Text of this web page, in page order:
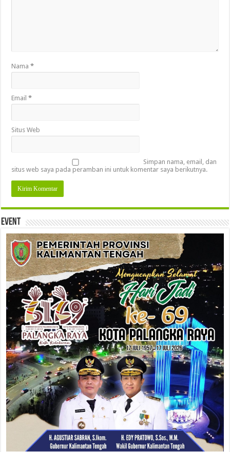
Nama*
Email*
Situs Web
Simpan nama, email, dan
situs web saya pada peramban ini untuk komentar saya berikutnya.
Event